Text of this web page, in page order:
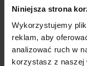
Niniejsza strona
Wykorzystujemy
reklam, aby
analizować ruch w
korzystasz z naszej
Pon Wt